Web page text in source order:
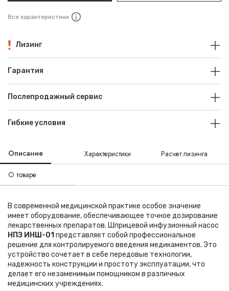
Все характеристики
Лизинг
Гарантия
Послепродажный сервис
Гибкие условия
Описание Характеристики Расчет лизинга
О товаре
В современной медицинской практике особое значение
имеет оборудование, обеспечивающее точное дозирование
лекарственных препаратов. Шприцевой инфузионный насос
НПЗ ИНШ-01 представляет собой профессиональное
решение для контролируемого введения медикаментов. Это
устройство сочетает в себе передовые технологии,
надежность конструкции и простоту эксплуатации, что
делает его незаменимым помощником в различных
медицинских учреждениях.